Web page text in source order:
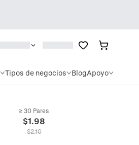
Tipos de negocios BlogApoyo
≥ 30 Pares
$1.98
$2.10